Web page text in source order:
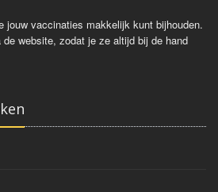
jouw vaccinaties makkelijk kunt bijhouden.
website, zodat je ze altijd bij de hand